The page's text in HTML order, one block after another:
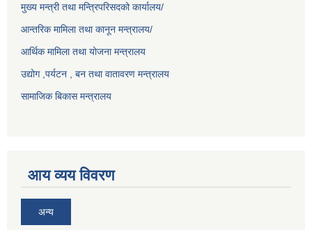
मुख्य मन्त्री तथा मन्त्रिपरिसदको कार्यालय/
आन्तरिक मामिला तथा कानून मन्त्रालय/
आर्थिक मामिला तथा योजना मन्त्रालय
उद्योग ,पर्यटन , बन तथा वातावरण मन्त्रालय
सामाजिक बिकास मन्त्रालय
आय व्यय विवरण
अन्य